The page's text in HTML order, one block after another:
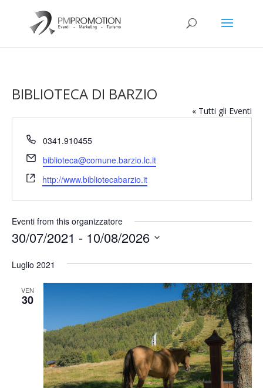
BIBLIOTECA DI BARZIO
« Tutti gli Eventi
Telefono
0341.910455
Email
biblioteca@comune.barzio.lc.it
Website
http://www.bibliotecabarzio.it
Eventi from this organizzatore
30/07/2021 - 10/08/2026
la
Luglio 2021
VEN
30